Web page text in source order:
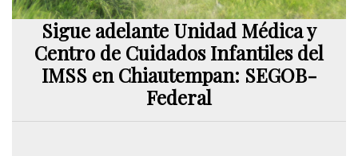
Sigue adelante Unidad Médica y
Centro de Cuidados Infantiles del
IMSS en Chiautempan: SEGOB-
Federal